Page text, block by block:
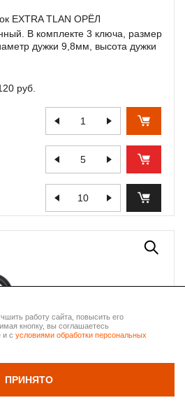
EXTRA TLAN ОРЁЛ
В комплекте 3 ключа, размер
дужки 9,8мм, высота дужки
руб.
ВВЕРХ
работу сайта, повысить его
кнопку, вы соглашаетесь
и с условиями обработки персональных
ПРИНЯТО